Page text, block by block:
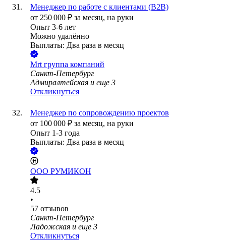
Менеджер по работе с клиентами (B2B)
от 250 000 ₽ за месяц, на руки
Опыт 3-6 лет
Можно удалённо
Выплаты: Два раза в месяц
Mrt группа компаний
Санкт-Петербург
Адмиралтейская и еще 3
Откликнуться
Менеджер по сопровождению проектов
от 100 000 ₽ за месяц, на руки
Опыт 1-3 года
Выплаты: Два раза в месяц
ООО РУМИКОН
4.5
•
57 отзывов
Санкт-Петербург
Ладожская и еще 3
Откликнуться